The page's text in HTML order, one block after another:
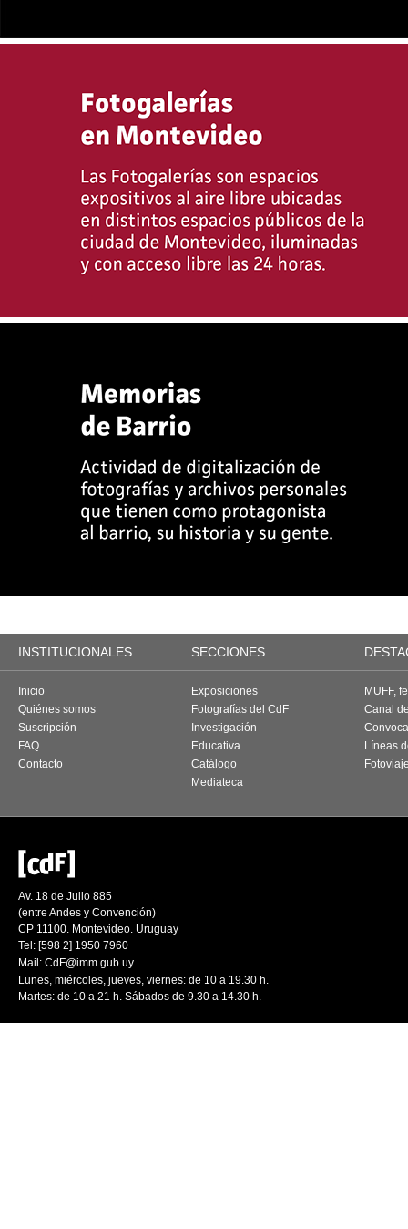
INSTITUCIONALES SECCIONES
Inicio
Quiénes somos
Suscripción
FAQ
Contacto
Exposiciones
Fotografías del CdF
Investigación
Educativa
Catálogo
Mediateca
MUFF,
Canal
Líneas
Av. 18 de Julio 885
(entre Andes y Convención)
CP 11100. Montevideo. Uruguay
Tel: [598 2] 1950 7960
Mail: CdF@imm.gub.uy
Lunes, miércoles, jueves, viernes: de 10 a 19.30 h.
Martes: de 10 a 21 h. Sábados de 9.30 a 14.30 h.